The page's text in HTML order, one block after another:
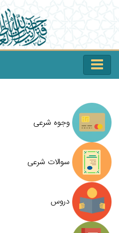
وجوه شرعی
سوالات شرعی
دروس